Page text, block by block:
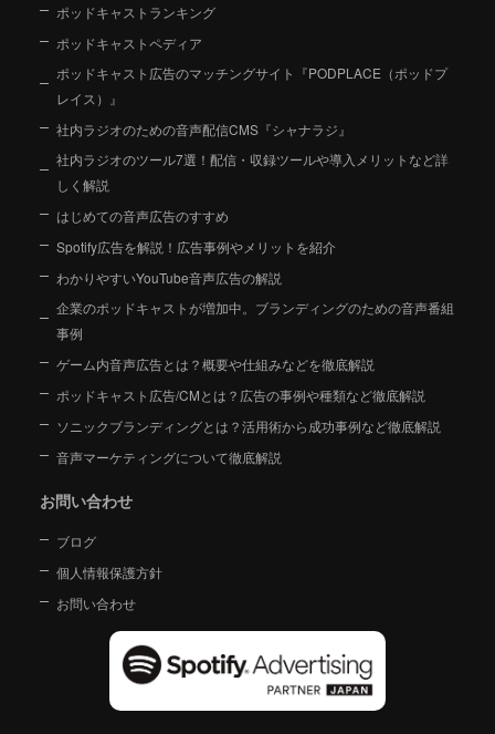
ポッドキャストランキング
ポッドキャストペディア
ポッドキャスト広告のマッチングサイト『PODPLACE（ポッドプ
レイス）』
社内ラジオのための音声配信CMS『シャナラジ』
社内ラジオのツール7選！配信・収録ツールや導入メリットなど詳
しく解説
はじめての音声広告のすすめ
Spotify広告を解説！広告事例やメリットを紹介
わかりやすいYouTube音声広告の解説
企業のポッドキャストが増加中。ブランディングのための音声番組
事例
ゲーム内音声広告とは？概要や仕組みなどを徹底解説
ポッドキャスト広告/CMとは？広告の事例や種類など徹底解説
ソニックブランディングとは？活用術から成功事例など徹底解説
音声マーケティングについて徹底解説
お問い合わせ
ブログ
個人情報保護方針
お問い合わせ